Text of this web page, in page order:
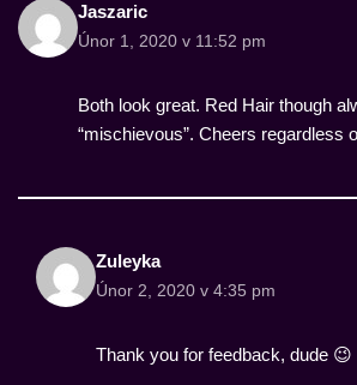
Jaszaric
Únor 1, 2020 v 11:52 pm
Both look great. Red Hair though
“mischievous”. Cheers regardless
Zuleyka
Únor 2, 2020 v 4:35 pm
Thank you for feedback, dude 😉